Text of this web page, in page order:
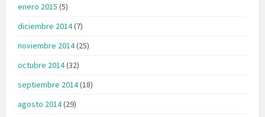
enero 2015 (5)
diciembre 2014(7)
noviembre 2014(25)
octubre 2014(32)
septiembre 2014(18)
agosto 2014(29)